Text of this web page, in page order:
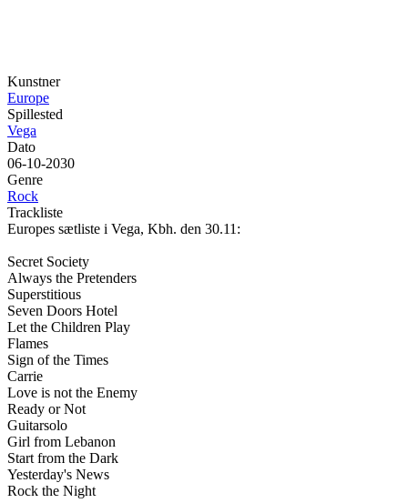
Kunstner
Europe
Spillested
Vega
Dato
06-10-2030
Genre
Rock
Trackliste
Europes sætliste i Vega, Kbh. den 30.11:
Secret Society
Always the Pretenders
Superstitious
Seven Doors Hotel
Let the Children Play
Flames
Sign of the Times
Carrie
Love is not the Enemy
Ready or Not
Guitarsolo
Girl from Lebanon
Start from the Dark
Yesterday's News
Rock the Night